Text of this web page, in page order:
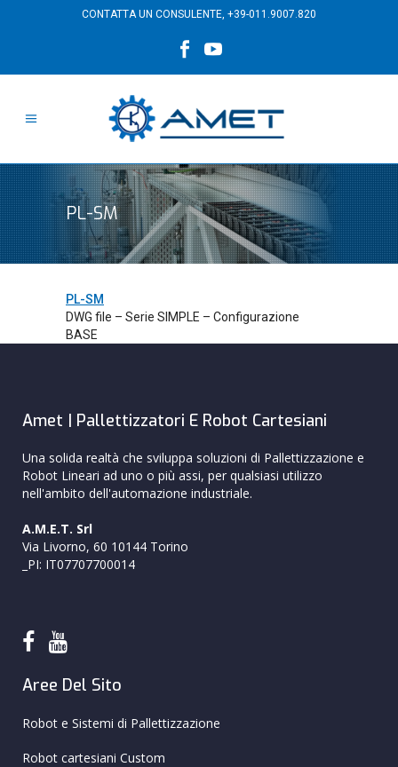
CONTATTA UN CONSULENTE, +39-011.9007.820
PL-SM
PL-SM
DWG file – Serie SIMPLE – Configurazione
BASE
Amet | Pallettizzatori E Robot Cartesiani
Una solida realtà che sviluppa soluzioni di Pallettizzazione e
Robot Lineari ad uno o più assi, per qualsiasi utilizzo
nell'ambito dell'automazione industriale.
A.M.E.T. Srl
Via Livorno, 60 10144 Torino
_PI: IT07707700014
Aree Del Sito
Robot e Sistemi di Pallettizzazione
Robot cartesiani Custom